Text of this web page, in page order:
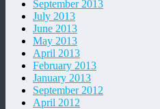
September 2013
July 2013
June 2013
May 2013
April 2013
February 2013
January 2013
September 2012
April 2012